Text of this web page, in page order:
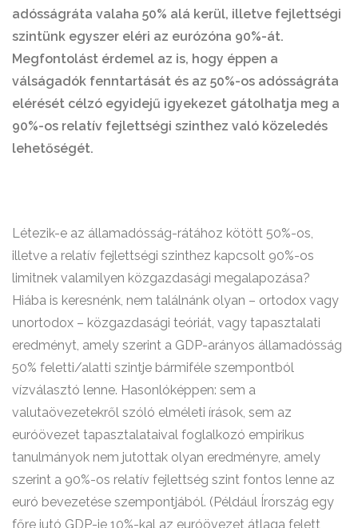
adósságráta valaha 50% alá kerül, illetve fejlettségi
szintünk egyszer eléri az eurózóna 90%-át.
Megfontolást érdemel az is, hogy éppen a
válságadók fenntartását és az 50%-os adósságráta
elérését célzó egyidejű igyekezet gátolhatja meg a
90%-os relatív fejlettségi szinthez való közeledés
lehetőségét.
Létezik-e az államadósság-rátához kötött 50%-os,
illetve a relatív fejlettségi szinthez kapcsolt 90%-os
limitnek valamilyen közgazdasági megalapozása?
Hiába is keresnénk, nem találnánk olyan – ortodox vagy
unortodox – közgazdasági teóriát, vagy tapasztalati
eredményt, amely szerint a GDP-arányos államadósság
50% feletti/alatti szintje bármiféle szempontból
vízválasztó lenne. Hasonlóképpen: sem a
valutaövezetekről szóló elméleti írások, sem az
euróövezet tapasztalataival foglalkozó empirikus
tanulmányok nem jutottak olyan eredményre, amely
szerint a 90%-os relatív fejlettség szint fontos lenne az
euró bevezetése szempontjából. (Például Írország egy
főre jutó GDP-je 10%-kal az euróövezet átlaga felett